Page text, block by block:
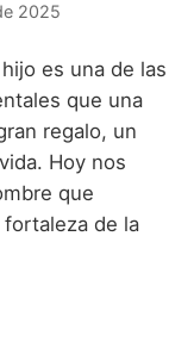
por D
por E
por F
por G
por H
por I
2025
es una de las
que una
regalo, un
Hoy nos
que
de la